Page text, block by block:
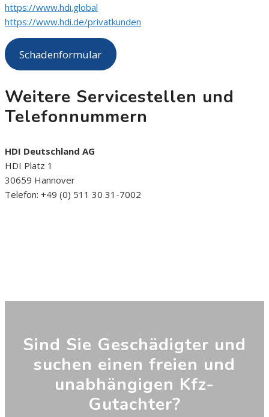
https://www.hdi.global
https://www.hdi.de/privatkunden
Schadenformular
Weitere Servicestellen und
Telefonnummern
HDI Deutschland AG
HDI Platz 1
30659 Hannover
Telefon: +49 (0) 511 30 31-7002
Sind Sie Geschädigter und
suchen einen freien und
unabhängigen Kfz-
Gutachter?